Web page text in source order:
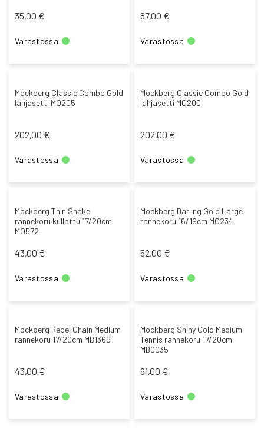
35,00 €
Varastossa
87,00 €
Varastossa
Mockberg Classic Combo Gold
lahjasetti MO205
202,00 €
Varastossa
Mockberg Classic Combo Gold
lahjasetti MO200
202,00 €
Varastossa
Mockberg Thin Snake
rannekoru kullattu 17/20cm
MO572
43,00 €
Varastossa
Mockberg Darling Gold Large
rannekoru 16/19cm MO234
52,00 €
Varastossa
Mockberg Rebel Chain Medium
rannekoru 17/20cm MB1369
43,00 €
Varastossa
Mockberg Shiny Gold Medium
Tennis rannekoru 17/20cm
MB0035
61,00 €
Varastossa